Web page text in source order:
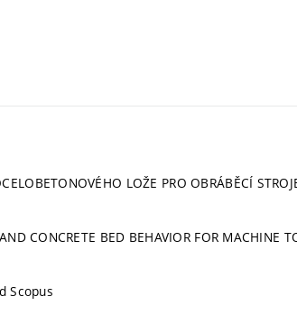
LOŽE PRO OBRÁBĚCÍ
CONCRETE BED BEHAVIOR FOR MACHINE
Scopus